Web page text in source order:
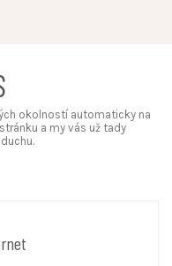
okolností automaticky na
a my vás už tady